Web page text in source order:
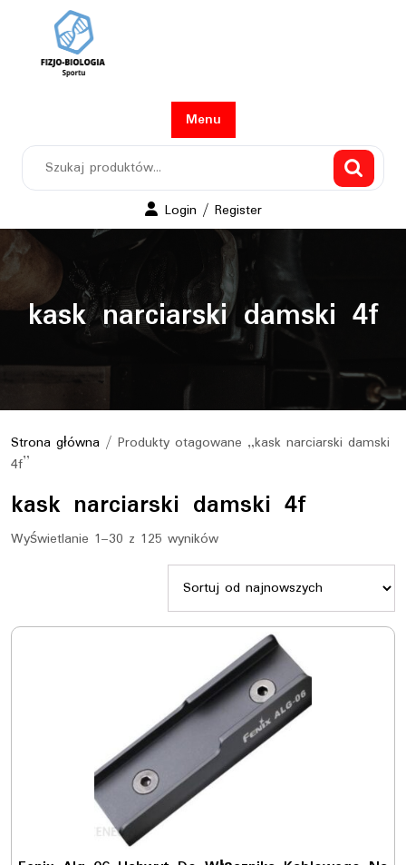
content
Menu
Login / RegisterLogin
/
kask narciarski damski 4f
Strona główna / Produkty otagowane „kask narciarski damski
4f”
kask narciarski damski 4f
Wyświetlanie 1–30 z 125 wynikówSorted
by
latest